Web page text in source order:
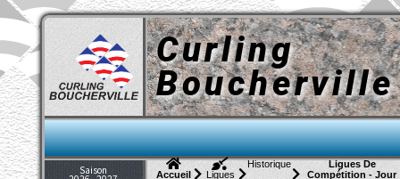
Curling
Boucherville
Saison Accueil Ligues
Historique
Ligues De
Compétition - Jour